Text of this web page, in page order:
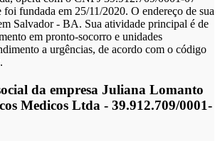
fundada em 25/11/2020. O endereço de sua
Salvador - BA. Sua atividade principal é de
em pronto-socorro e unidades
a urgências, de acordo com o código
da empresa Juliana Lomanto
Medicos Ltda - 39.912.709/0001-